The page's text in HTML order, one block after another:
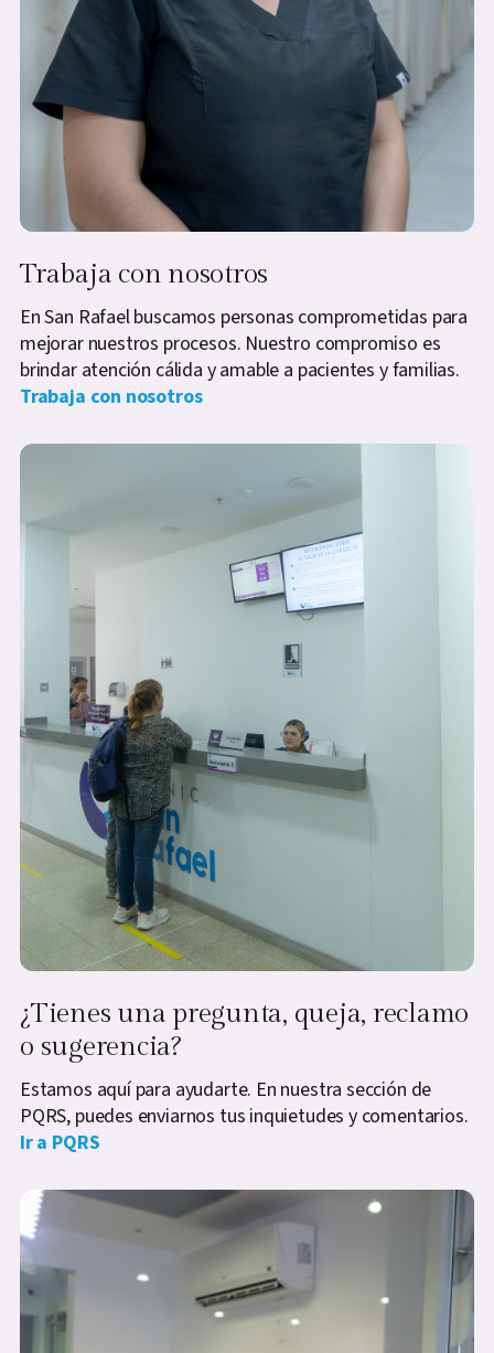
Trabaja con nosotros
En San Rafael buscamos personas comprometidas para
mejorar nuestros procesos. Nuestro compromiso es
brindar atención cálida y amable a pacientes y familias.
Trabaja con nosotros
¿Tienes una pregunta, queja, reclamo
o sugerencia?
Estamos aquí para ayudarte. En nuestra sección de
PQRS, puedes enviarnos tus inquietudes y comentarios.
Ir a PQRS